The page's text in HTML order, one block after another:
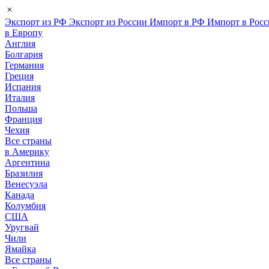
Экспорт из РФ Экспорт из России Импорт в РФ Импорт в
в Европу
Англия
Болгария
Германия
Греция
Испания
Италия
Польша
Франция
Чехия
Все страны
в Америку
Аргентина
Бразилия
Венесуэла
Канада
Колумбия
США
Уругвай
Чили
Ямайка
Все страны